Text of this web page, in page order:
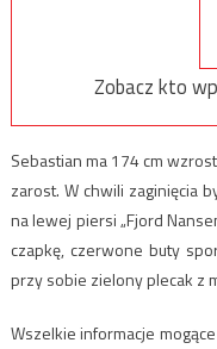
Zobacz kto
Sebastian ma 174 cm
zarost. W chwili zaginięcia
na lewej piersi „Fjord
czapkę, czerwone buty
przy sobie zielony plecak z
Wszelkie informacje